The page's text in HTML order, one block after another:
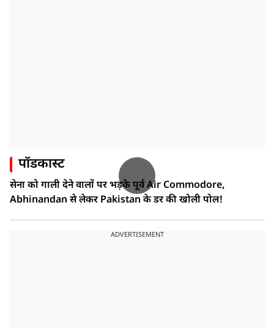
पॉडकास्ट
सेना को गाली देने वालों पर भड़के पूर्व Air Commodore,
Abhinandan से लेकर Pakistan के डर की खोली पोल!
ADVERTISEMENT